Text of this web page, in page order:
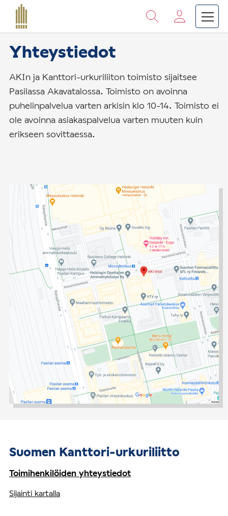
Vieritä
Etusivu
Suomen Kanttori-urkuriliitto ›
Yhteystiedot
AKIn ja Kanttori-urkuriliiton toimisto sijaitsee
Pasilassa Akavatalossa. Toimisto on avoinna
puhelinpalvelua varten arkisin klo 10-14. Toimisto ei
ole avoinna asiakaspalvelua varten muuten kuin
erikseen sovittaessa.
Suomen Kanttori-urkuriliitto
Toimihenkilöiden yhteystiedot
Sijainti kartalla